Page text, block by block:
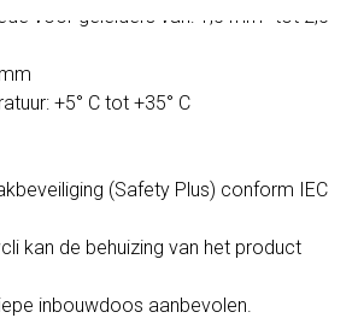
voor geleiders van: 1,5 mm² tot 2,5
+5° C tot +35° C
(Safety Plus) conform IEC
kan de behuizing van het product
inbouwdoos aanbevolen.